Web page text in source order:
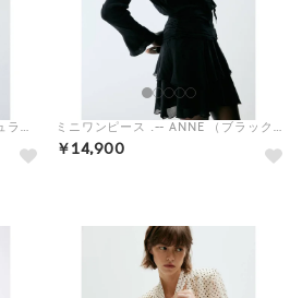
ミニワンピース .-- LETY （ナチュラルホワイト） ミニワンピース .-- ANNE （ブラック）
￥14,900